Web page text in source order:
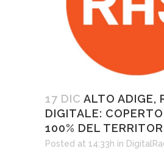
17 DIC ALTO ADIGE,
DIGITALE:
100% DEL
Posted at 14:33h in